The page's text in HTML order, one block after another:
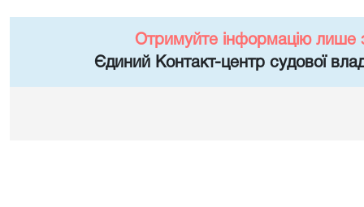
Отримуйте інформацію лише
Єдиний Контакт-центр судової